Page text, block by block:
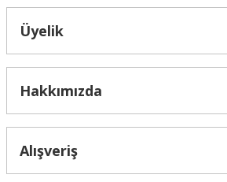
Üyelik
Hakkımızda
Alışveriş